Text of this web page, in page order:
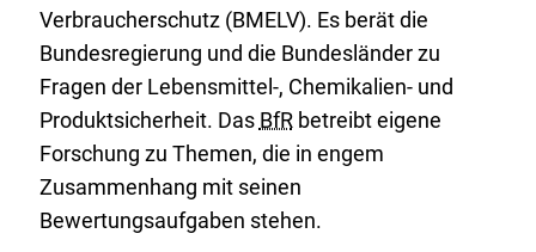
Verbraucherschutz (BMELV). Es berät die
Bundesregierung und die Bundesländer zu
Fragen der Lebensmittel-, Chemikalien- und
Produktsicherheit. Das BfRbetreibt eigene
Forschung zu Themen, die in engem
Zusammenhang mit seinen
Bewertungsaufgaben stehen.